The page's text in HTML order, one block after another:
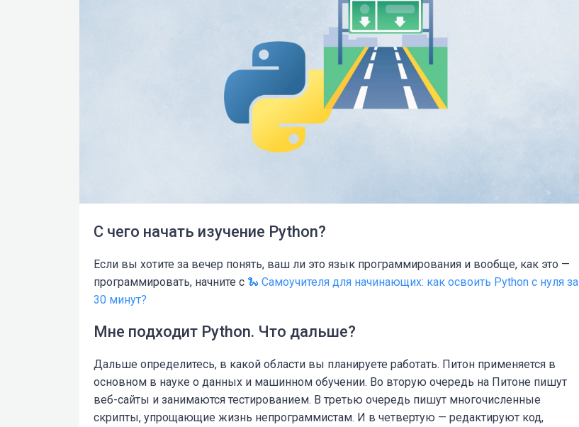
С чего начать изучение Python?
Если вы хотите за вечер понять, ваш ли это язык программирования и вообще, как это —
программировать, начните с 🐍 Самоучителя для начинающих: как освоить Python с нуля за
30 минут?
Мне подходит Python. Что дальше?
Дальше определитесь, в какой области вы планируете работать. Питон применяется в
основном в науке о данных и машинном обучении. Во вторую очередь на Питоне пишут
веб-сайты и занимаются тестированием. В третью очередь пишут многочисленные
скрипты, упрощающие жизнь непрограммистам. И в четвертую — редактируют код,